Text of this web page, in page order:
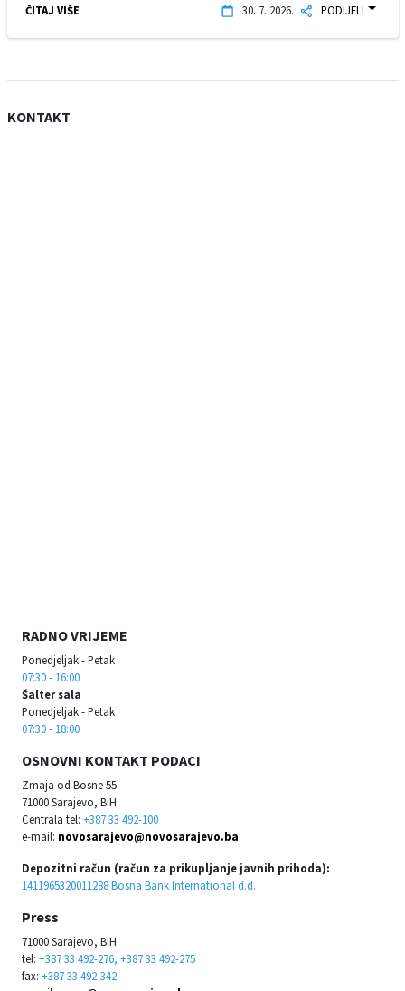
ČITAJ VIŠE 30. 7. 2026. PODIJELI
KONTAKT
RADNO VRIJEME
Ponedjeljak - Petak
07:30 - 16:00
Šalter sala
Ponedjeljak - Petak
07:30 - 18:00
OSNOVNI KONTAKT PODACI
Zmaja od Bosne 55
71000 Sarajevo, BiH
Centrala tel: +387 33 492-100
e-mail: novosarajevo@novosarajevo.ba
Depozitni račun (račun za prikupljanje javnih prihoda):
1411965320011288 Bosna Bank International d.d.
Press
71000 Sarajevo, BiH
tel: +387 33 492-276, +387 33 492-275
fax: +387 33 492-342